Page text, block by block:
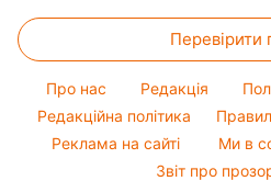
Новини Тернополя
Новини Житомира
Олена Зеленська
Кейт Міддлтон
Алла Пугачова
Максим Галкін
Легкі десерти
Святкове меню
Курс валют
Погода на сьогодні
Погода на завтра
Пилова буря
Перевірити
Про нас Редакція
Редакційна політика
Реклама на сайті
Ми в
Звіт про